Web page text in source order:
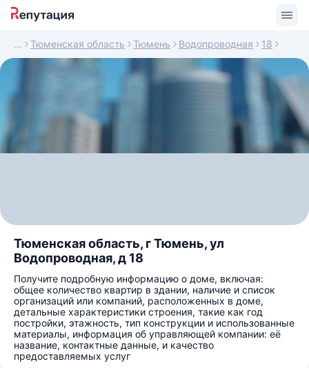
Тюменская область Тюмень Водопроводная 18
Тюменская область, г Тюмень, ул
Водопроводная, д 18
Получите подробную информацию о доме, включая:
общее количество квартир в здании, наличие и список
организаций или компаний, расположенных в доме,
детальные характеристики строения, такие как год
постройки, этажность, тип конструкции и использованные
материалы, информация об управляющей компании: её
название, контактные данные, и качество
предоставляемых услуг